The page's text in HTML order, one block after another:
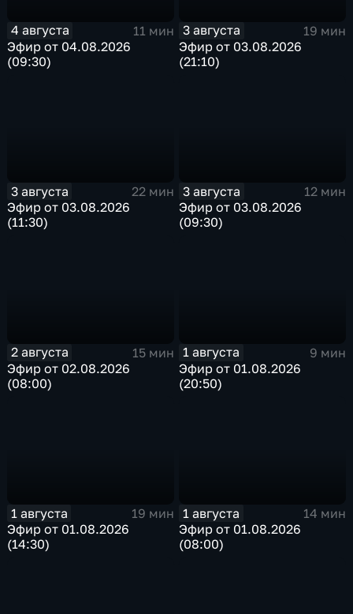
4 августа
11 мин
Эфир от 04.08.2026
(09:30)
3 августа
19 мин
Эфир от 03.08.2026
(21:10)
3 августа
22 мин
Эфир от 03.08.2026
(11:30)
3 августа
12 мин
Эфир от 03.08.2026
(09:30)
2 августа
15 мин
Эфир от 02.08.2026
(08:00)
1 августа
9 мин
Эфир от 01.08.2026
(20:50)
1 августа
19 мин
Эфир от 01.08.2026
(14:30)
1 августа
14 мин
Эфир от 01.08.2026
(08:00)